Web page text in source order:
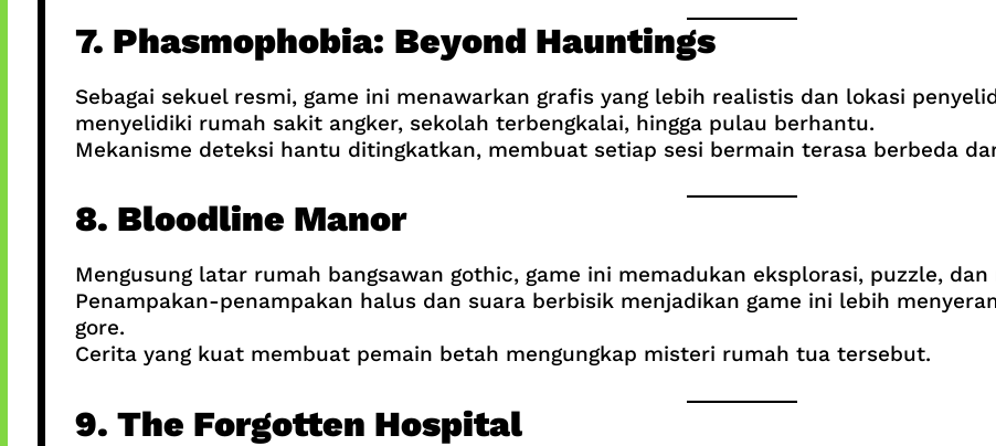
7. Phasmophobia: Beyond Hauntings
Sebagai sekuel resmi, game ini menawarkan grafis yang lebih realistis dan lokasi
menyelidiki rumah sakit angker, sekolah terbengkalai, hingga pulau berhantu.
Mekanisme deteksi hantu ditingkatkan, membuat setiap sesi bermain terasa berbeda
8. Bloodline Manor
Mengusung latar rumah bangsawan gothic, game ini memadukan eksplorasi, puzzle,
Penampakan-penampakan halus dan suara berbisik menjadikan game ini lebih
gore.
Cerita yang kuat membuat pemain betah mengungkap misteri rumah tua tersebut.
9. The Forgotten Hospital